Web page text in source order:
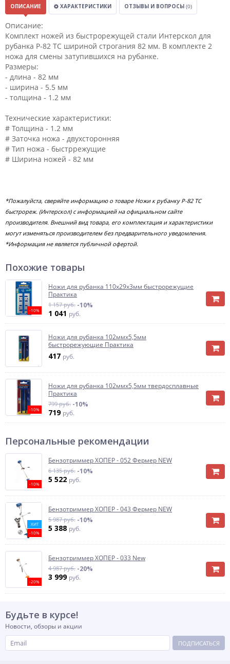
ОПИСАНИЕ ХАРАКТЕРИСТИКИ ОТЗЫВЫ И ВОПРОСЫ (0)
Описание:
Комплект ножей из быстрорежущей стали Интерскол для
рубанка Р-82 ТС шириной строгания 82 мм. В комплекте 2
ножа для смены затупившихся на рубанке.
Размеры:
- длина - 82 мм
- ширина - 5.5 мм
- толщина - 1.2 мм
Технические характеристики:
# Толщина - 1.2 мм
# Заточка ножа - двухсторонняя
# Тип ножа - быстррежущие
# Ширина ножей - 82 мм
*Пожалуйста, сверяйте информацию о товаре Ножи к рубанку Р-82 ТС
быстрореж. (Интерскол) с информацией на официальном сайте
производителя. Внешний вид товара, его комплектация и характеристики
могут изменяться производителем без предварительного уведомления.
*Информация не является публичной офертой.
Похожие товары
-10%
Ножи для рубанка 110х29х3мм быстрорежущие
Практика
1 157 руб. -10%
1 041 руб.
Ножи для рубанка 102ммх5,5мм
быстрорежующие Практика
417 руб.
-10%
Ножи для рубанка 102ммх5,5мм твердосплавные
Практика
799 руб. -10%
719 руб.
Персональные рекомендации
-10%
Бензотриммер ХОПЕР - 052 Фермер NEW
6 135 руб. -10%
5 522 руб.
ХИТ
-10%
Бензотриммер ХОПЕР - 043 Фермер NEW
5 987 руб. -10%
5 388 руб.
-20%
Бензотриммер ХОПЕР - 033 New
4 987 руб. -20%
3 999 руб.
Будьте в курсе!
Новости, обзоры и акции
ПОДПИСАТЬСЯ